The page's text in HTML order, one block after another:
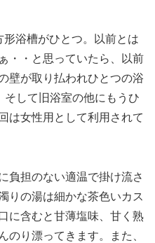
浴槽がひとつ。以前とは
・・と思っていたら、以前
壁が取り払われひとつの浴
して旧浴室の他にもうひ
は女性用として利用されて
負担のない適温で掛け流さ
りの湯は細かな茶色いカス
に含むと甘薄塩味、甘く熟
のり漂ってきます。また、